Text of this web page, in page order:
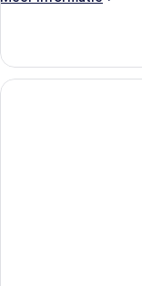
tweepersoonskamer